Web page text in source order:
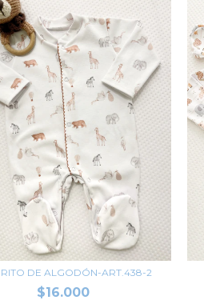
DE ALGODÓN-ART.438-2
$16.000